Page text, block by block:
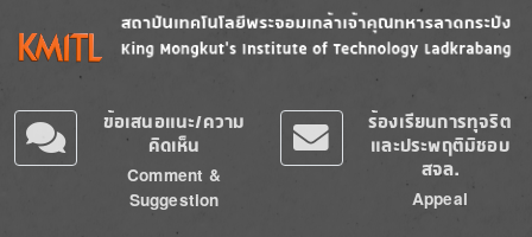
Image
ข้อเสนอแนะ/ความ
คิดเห็น
Comment &
Suggestion
ร้องเรียนการทุจริต
และประพฤติมิชอบ
สจล.
Appeal